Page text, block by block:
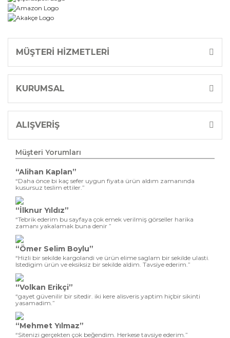
MÜŞTERİ HİZMETLERİ
KURUMSAL
ALIŞVERİŞ
Müşteri Yorumları
“Alihan Kaplan”
“Daha önce bi kaç sefer uygun fiyata ürün aldım zamanında
kusursuz teslim ettiler.”
“İlknur Yıldız”
“Tebrik ederim bu sayfaya çok emek verilmiş görseller harika
zamanı yakalamak buna denir ”
“Ömer Selim Boylu”
“Hizli bir sekilde kargolandi ve ürün elime saglam bir sekilde ulasti.
Istedigim ürün ve eksiksiz bir sekilde aldim. Tavsiye ederim.”
“Volkan Erikçi”
“gayet güvenilir bir sitedir. iki kere alisveris yaptim hiçbir sikinti
yasamadim.”
“Mehmet Yılmaz”
“Sitenizi gerçekten çok beğendim. Herkese tavsiye ederim.”